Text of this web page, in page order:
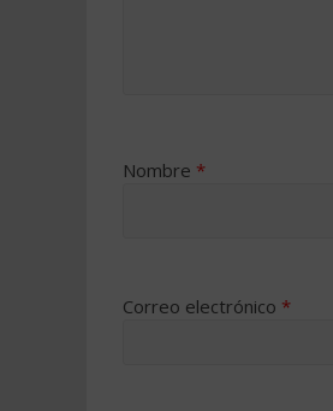
Nombre *
Correo electrónico *